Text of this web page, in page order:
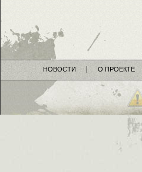
НОВОСТИ О ПРОЕКТЕ